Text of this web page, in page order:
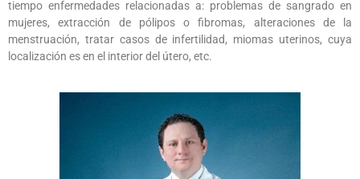
tiempo enfermedades relacionadas a: problemas de sangrado en
mujeres, extracción de pólipos o fibromas, alteraciones de la
menstruación, tratar casos de infertilidad, miomas uterinos, cuya
localización es en el interior del útero, etc.